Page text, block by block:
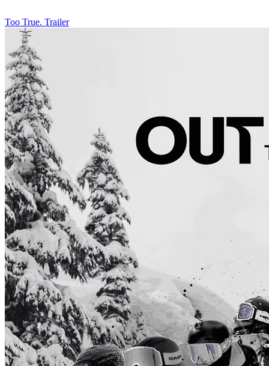
Too True. Trailer